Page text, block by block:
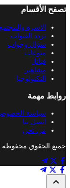
تصفح الأقسام
الاسرة والمجتمع
تردد القنوات
سؤال وجواب
منوعات
قبائل
مشاهير
التكنولوجيا
روابط مهمة
سياسة
اتصل بنا
من نحن
جميع الحقوق